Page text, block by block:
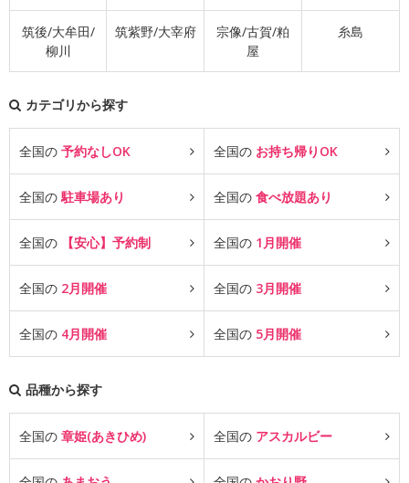
筑後/大牟田/
柳川
筑紫野/大宰府
宗像/古賀/粕
屋
糸島
カテゴリから探す
全国の 予約なしOK 全国の お持ち帰りOK
全国の駐車場あり 全国の 食べ放題あり
全国の 【安心】予約制 全国の 1月開催
全国の 2月開催 全国の 3月開催
全国の 4月開催 全国の 5月開催
品種から探す
全国の 章姫(あきひめ) 全国の アスカルビー